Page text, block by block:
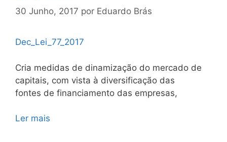
30 Junho, 2017 por Eduardo Brás
Dec_Lei_77_2017
Cria medidas de dinamização do mercado de
capitais, com vista à diversificação das
fontes de financiamento das empresas,
Ler mais